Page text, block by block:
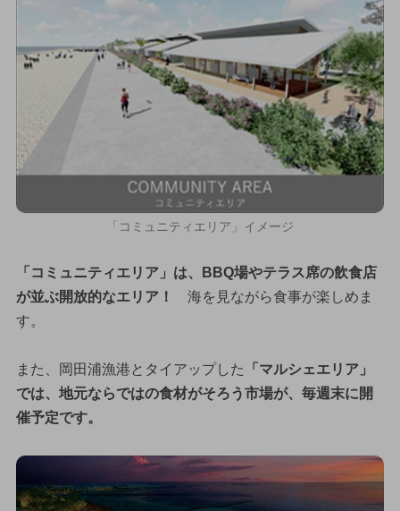
「コミュニティエリア」イメージ
「コミュニティエリア」は、BBQ場やテラス席の飲食店
が並ぶ開放的なエリア！
海を見ながら食事が楽しめま
す。
また、岡田浦漁港とタイアップした
「マルシェエリア」
では、地元ならではの食材がそろう市場が、毎週末に開
催予定です。